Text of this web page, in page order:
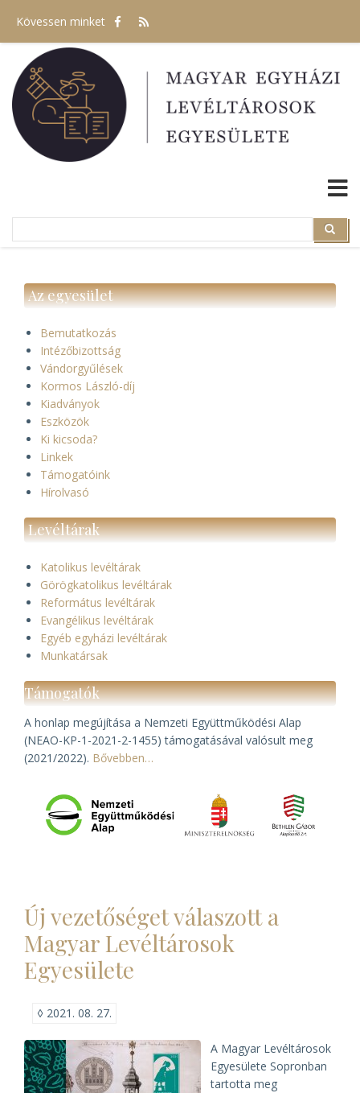
tartalomra
Kövessen minket
Search
Az egyesület
Bemutatkozás
Intézőbizottság
Vándorgyűlések
Kormos László-díj
Kiadványok
Eszközök
Ki kicsoda?
Linkek
Támogatóink
Hírolvasó
Levéltárak
Katolikus levéltárak
Görögkatolikus levéltárak
Református levéltárak
Evangélikus levéltárak
Egyéb egyházi levéltárak
Munkatársak
Támogatók
A honlap megújítása a Nemzeti Együttműködési Alap
(NEAO-KP-1-2021-2-1455) támogatásával valósult meg
(2021/2022). Bővebben…
Új vezetőséget válaszott a
Magyar Levéltárosok
Egyesülete
◊ 2021. 08. 27.
A Magyar Levéltárosok
Egyesülete Sopronban
tartotta meg